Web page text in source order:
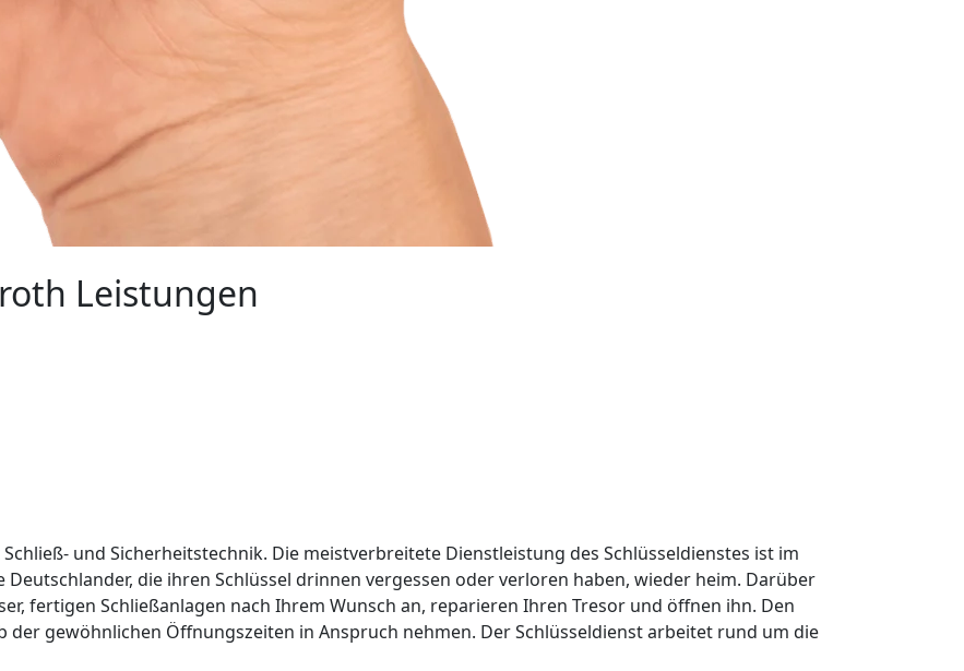
Leistungen
und Sicherheitstechnik. Die meistverbreitete Dienstleistung des Schlüsseldienstes ist im
die ihren Schlüssel drinnen vergessen oder verloren haben, wieder heim. Darüber
fertigen Schließanlagen nach Ihrem Wunsch an, reparieren Ihren Tresor und öffnen ihn. Den
der gewöhnlichen Öffnungszeiten in Anspruch nehmen. Der Schlüsseldienst arbeitet rund um die